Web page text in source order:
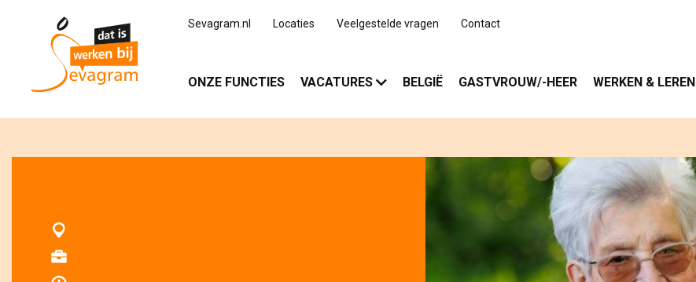
Sevagram.nl Locaties Veelgestelde vragen Contact
ONZE FUNCTIES VACATURES BELGIË GASTVROUW/-HEER WERKEN & LEREN